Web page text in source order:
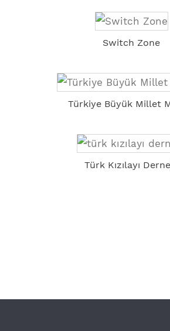
Switch Zone
Türkiye Büyük Millet
Türk Kızılayı